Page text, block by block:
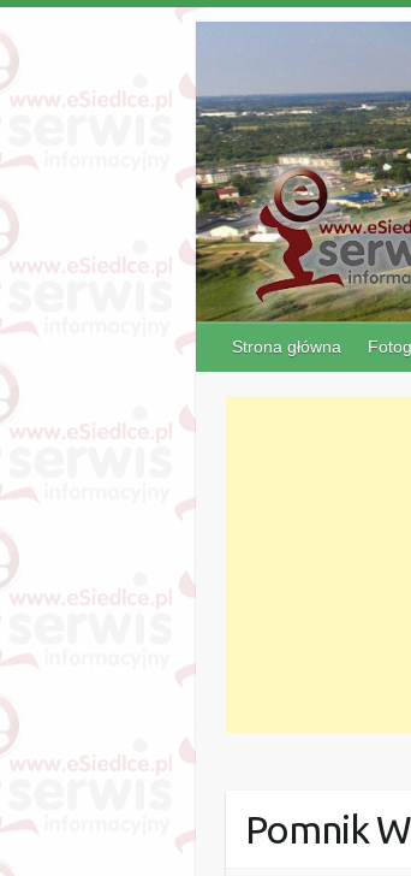
Strona główna
Pomnik